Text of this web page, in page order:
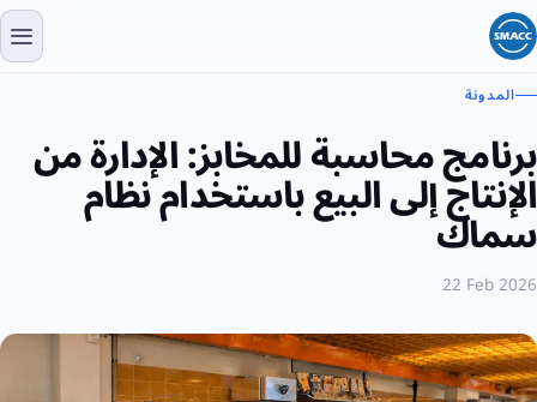
المدونة
برنامج محاسبة للمخابز: الإدارة من
الإنتاج إلى البيع باستخدام نظام
سماك
22 Feb 2026